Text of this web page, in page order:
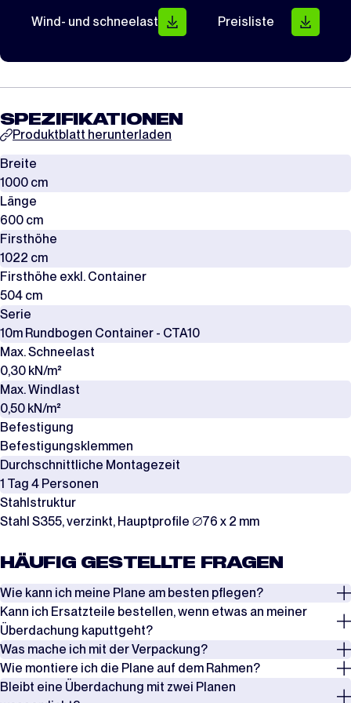
Wind- und schneelast Preisliste
SPEZIFIKATIONEN
Produktblatt herunterladen
Breite
1000 cm
Länge
600 cm
Firsthöhe
1022 cm
Firsthöhe exkl. Container
504 cm
Serie
10m Rundbogen Container - CTA10
Max. Schneelast
0,30 kN/m²
Max. Windlast
0,50 kN/m²
Befestigung
Befestigungsklemmen
Durchschnittliche Montagezeit
1 Tag 4 Personen
Stahlstruktur
Stahl S355, verzinkt, Hauptprofile ∅76 x 2 mm
HÄUFIG GESTELLTE FRAGEN
Wie kann ich meine Plane am besten pflegen?
Überprüfen Sie regelmäßig die Spannung der Seile, Spanngurte und
Windverbände, insbesondere nach Phasen mit starkem Wind oder
starkem Schneefall. Entfernen Sie Schnee rechtzeitig, um eine
Überlastung zu vermeiden.
Kann ich Ersatzteile bestellen, wenn etwas an meiner
Überdachung kaputtgeht?
Ja, es ist möglich, Ersatzteile zu bestellen, wenn etwas an Ihrer
Überdachung kaputtgeht. In den meisten Fällen kann ein Schaden
durch den Austausch eines Teils behoben werden. Dafür bieten wir
Was mache ich mit der Verpackung?
Die Planen werden in Kartons verpackt, während die Rahmen in Stahl-
und Holzkisten geliefert werden. Bewahren Sie die Verpackung auf, um
Wie montiere ich die Plane auf dem Rahmen?
Es gibt zwei Möglichkeiten, die Plane auf dem Rahmen zu montieren.
Bleibt eine Überdachung mit zwei Planen